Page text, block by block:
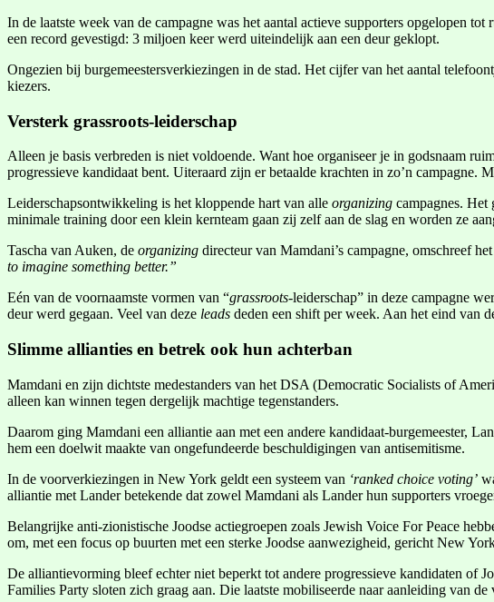
In de laatste week van de campagne was het aantal actieve supporters opgelopen
een record gevestigd: 3 miljoen keer werd uiteindelijk aan een deur geklopt.
Ongezien bij burgemeestersverkiezingen in de stad. Het cijfer van het aantal
kiezers.
Versterk grassroots-leiderschap
Alleen je basis verbreden is niet voldoende. Want hoe organiseer je in godsnaam
progressieve kandidaat bent. Uiteraard zijn er betaalde krachten in zo’n campagne.
Leiderschapsontwikkeling is het kloppende hart van alle organizing campagnes.
minimale training door een klein kernteam gaan zij zelf aan de slag en worden ze
Tascha van Auken, de organizing directeur van Mamdani’s campagne, omschreef
to imagine something better.”
Eén van de voornaamste vormen van “grassroots-leiderschap” in deze campagne
deur werd gegaan. Veel van deze leads deden een shift per week. Aan het eind van
Slimme allianties en betrek ook hun achterban
Mamdani en zijn dichtste medestanders van het DSA (Democratic Socialists of
alleen kan winnen tegen dergelijk machtige tegenstanders.
Daarom ging Mamdani een alliantie aan met een andere kandidaat-burgemeester,
hem een doelwit maakte van ongefundeerde beschuldigingen van antisemitisme.
In de voorverkiezingen in New York geldt een systeem van ‘ranked choice voting’
alliantie met Lander betekende dat zowel Mamdani als Lander hun supporters
Belangrijke anti-zionistische Joodse actiegroepen zoals Jewish Voice For Peace
om, met een focus op buurten met een sterke Joodse aanwezigheid, gericht New
De alliantievorming bleef echter niet beperkt tot andere progressieve kandidaten
Families Party sloten zich graag aan. Die laatste mobiliseerde naar aanleiding van